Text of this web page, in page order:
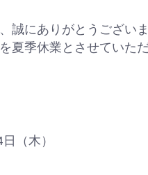
誠にありがとうござい
夏季休業とさせていた
（木）